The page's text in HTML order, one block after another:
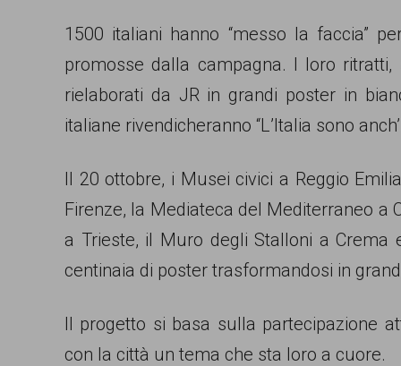
le
e
la
garanzia
dei
di
cittadinanza
1500 italiani hanno “messo la faccia”
promosse dalla campagna. I loro
rielaborati da JR in grandi poster in
italiane rivendicheranno “L’Italia sono
Il 20 ottobre, i Musei civici a Reggio
Firenze, la Mediateca del Mediterraneo a
a Trieste, il Muro degli Stalloni a Crema
centinaia di poster trasformandosi in
Il progetto si basa sulla partecipazione
con la città un tema che sta loro a cuore.